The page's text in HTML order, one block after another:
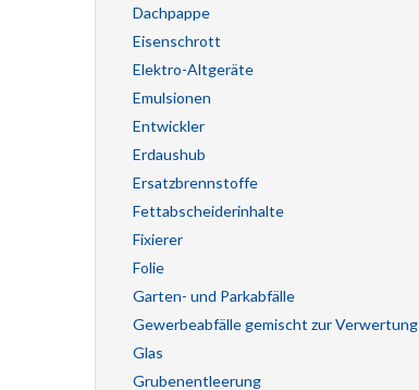
Dachpappe
Eisenschrott
Elektro-Altgeräte
Emulsionen
Entwickler
Erdaushub
Ersatzbrennstoffe
Fettabscheiderinhalte
Fixierer
Folie
Garten- und Parkabfälle
Gewerbeabfälle gemischt zur Verwertung
Glas
Grubenentleerung